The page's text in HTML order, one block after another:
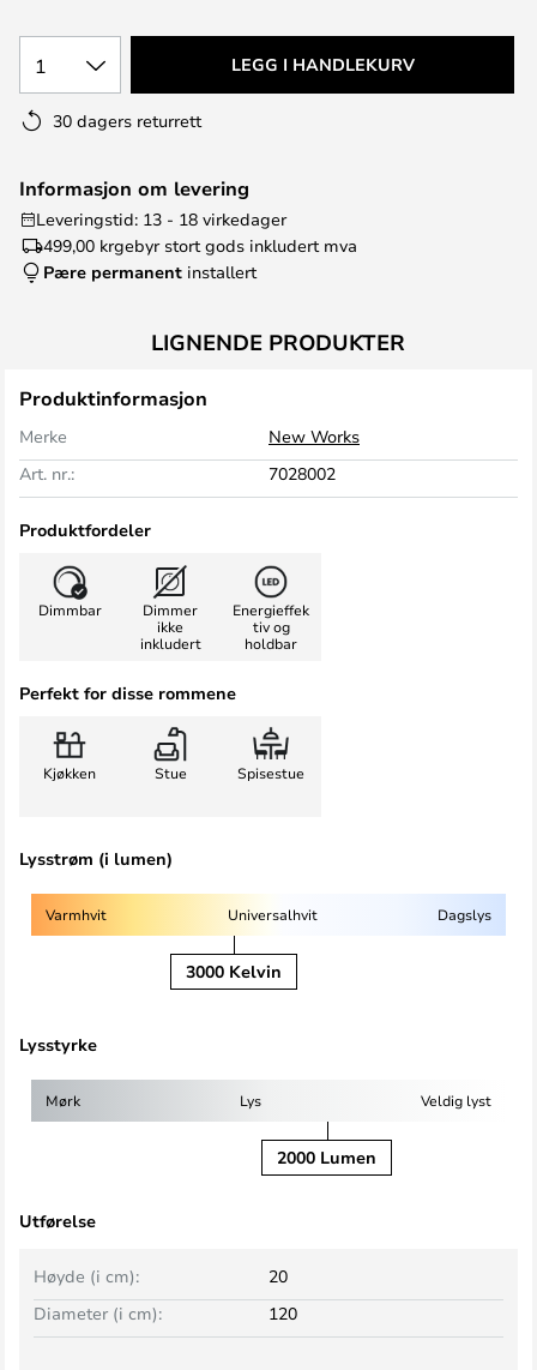
1 LEGG I HANDLEKURV
30 dagers returrett
Informasjon om levering
Leveringstid: 13 - 18 virkedager
499,00 krgebyr stort gods inkludert mva
Pære permanent installert
LIGNENDE PRODUKTER
Produktinformasjon
Merke
New Works
Art. nr.:
7028002
Produktfordeler
Dimmbar
Dimmer
ikke
inkludert
Energieffek
tiv og
holdbar
Perfekt for disse rommene
Kjøkken Stue Spisestue
Lysstrøm (i lumen)
Varmhvit Universalhvit Dagslys
3000 Kelvin
Lysstyrke
Mørk Lys Veldig lyst
2000 Lumen
Utførelse
Høyde (i cm):
20
Diameter (i cm):
120